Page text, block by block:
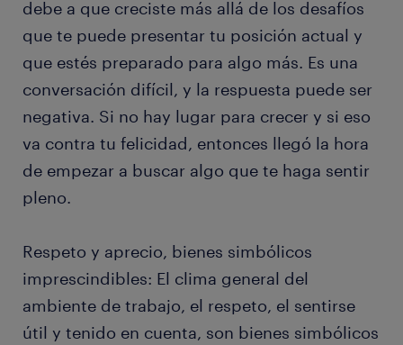
debe a que creciste más allá de los desafíos
que te puede presentar tu posición actual y
que estés preparado para algo más. Es una
conversación difícil, y la respuesta puede ser
negativa. Si no hay lugar para crecer y si eso
va contra tu felicidad, entonces llegó la hora
de empezar a buscar algo que te haga sentir
pleno.
Respeto y aprecio, bienes simbólicos
imprescindibles: El clima general del
ambiente de trabajo, el respeto, el sentirse
útil y tenido en cuenta, son bienes simbólicos